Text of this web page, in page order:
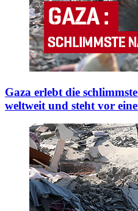
Gaza erlebt die
weltweit und steht vor